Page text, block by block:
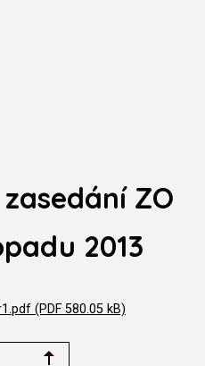
ZO
2013
(PDF 580.05 kB)